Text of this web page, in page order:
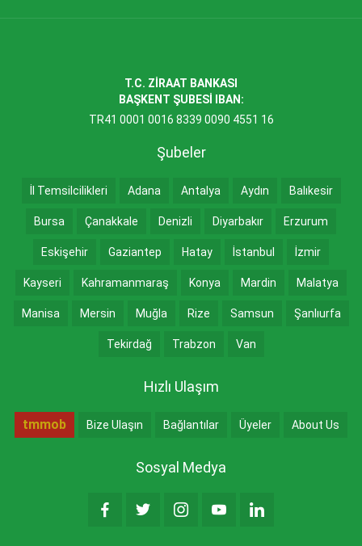
T.C. ZİRAAT BANKASI
BAŞKENT ŞUBESİ IBAN:
TR41 0001 0016 8339 0090 4551 16
Şubeler
İl Temsilcilikleri Adana Antalya Aydın Balıkesir
Bursa Çanakkale Denizli Diyarbakır Erzurum
Eskişehir Gaziantep Hatay İstanbul İzmir
Kayseri Kahramanmaraş Konya Mardin Malatya
Manisa Mersin Muğla Rize Samsun Şanlıurfa
Tekirdağ Trabzon Van
Hızlı Ulaşım
tmmob Bize Ulaşın Bağlantılar Üyeler About Us
Sosyal Medya